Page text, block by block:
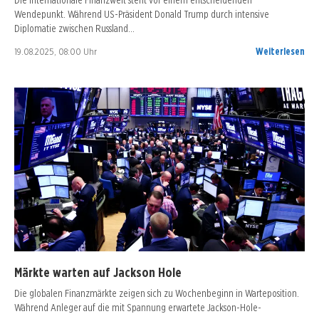
Wendepunkt. Während US-Präsident Donald Trump durch intensive
Diplomatie zwischen Russland…
19.08.2025, 08:00 Uhr Weiterlesen
Märkte warten auf Jackson Hole
Die globalen Finanzmärkte zeigen sich zu Wochenbeginn in Warteposition.
Während Anleger auf die mit Spannung erwartete Jackson-Hole-